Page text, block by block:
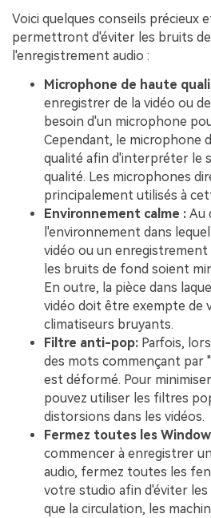
Voici quelques conseils précieux
permettront d'éviter les bruits
l'enregistrement audio :
Microphone de haute
enregistrer de la vidéo ou
besoin d'un microphone
Cependant, le microphone
qualité afin d'interpréter le
qualité. Les microphones
principalement utilisés à
Environnement calme : Au
l'environnement dans
vidéo ou un enregistrement
les bruits de fond soient
En outre, la pièce dans
vidéo doit être exempte de
climatiseurs bruyants.
Filtre anti-pop: Parfois,
des mots commençant par
est déformé. Pour
pouvez utiliser les filtres
distorsions dans les vidéos.
Fermez toutes les
commencer à enregistrer
audio, fermez toutes les
votre studio afin d'éviter
que la circulation, les